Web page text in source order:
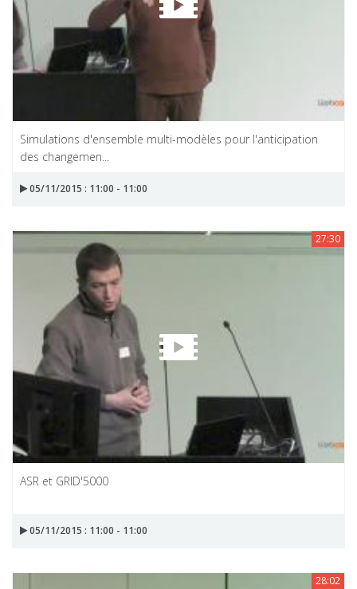
Simulations d'ensemble multi-modèles pour l'anticipation
des changemen...
05/11/2015 : 11:00 - 11:00
27:30
ASR et GRID'5000
05/11/2015 : 11:00 - 11:00
28:02